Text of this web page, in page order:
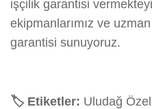
işçilik garantisi
ekipmanlarımız ve
garantisi sunuyoruz.
🏷️ Etiketler: Uludağ